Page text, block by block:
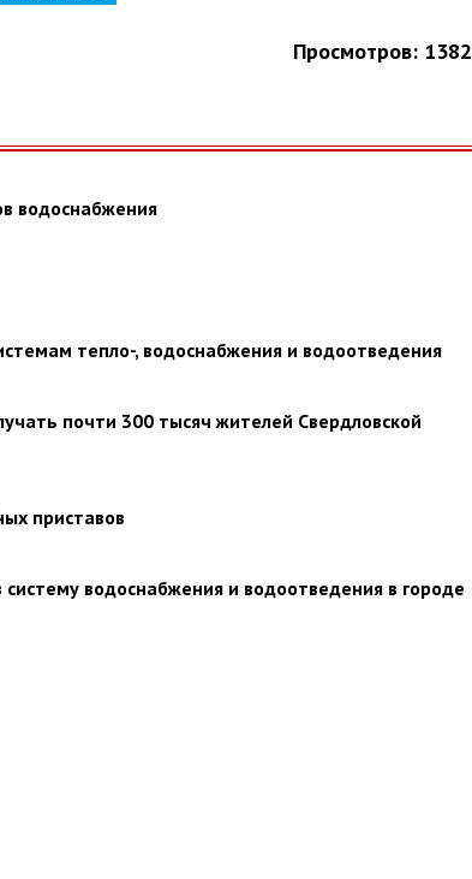
Просмотров: 1382
водоснабжения
тепло-, водоснабжения и водоотведения
почти 300 тысяч жителей Свердловской
приставов
водоснабжения и водоотведения в городе